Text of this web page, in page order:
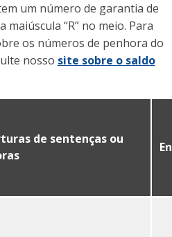
um número de garantia de
“R” no meio. Para
os números de penhora do
nosso site sobre o saldo
de sentenças ou